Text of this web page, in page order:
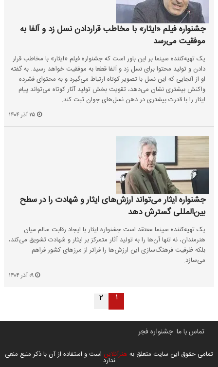
جشنواره فیلم «ایثار» با مخاطب قراردادن نسل زد و آلفا به
موفقیت می‌رسد
یک تهیه‌کننده سینما بر این باور است که جشنواره فیلم «ایثار» با مخاطب قرار
دادن و تولید محتوا برای نسل زد و آلفا قطعا به موفقیت خواهد رسید. به گفته
او از آنجایی که این نسل با تصویر کوتاه ارتباط می‌گیرد و به محتوای فشرده
واکنش بیشتری نشان می‌دهد، تقویت بخش تولید آثار کوتاه می‌تواند پیام
ایثار را با قدرت بیشتری در ذهن نسل‌های جوان ثبت کند.
جشنواره ایثار می‌تواند ارزش‌های ایثار و شهادت را در سطح
بین‌المللی گسترش دهد
یک تهیه‌کننده سینما معتقد است جشنواره ایثار با ایجاد رقابت سالم میان
هنرمندان، نه تنها آن‌ها را به تولید آثار متمرکز بر ایثار و شهادت تشویق می‌کند،
بلکه ظرفیت فرهنگ‌سازی این ارزش‌ها را فراتر از مرزهای کشور فراهم
می‌سازد.
۱ ۲
تماس با ما جشنواره فجر
تمامی حقوق این سایت متعلق به هنرآنلاین است و استفاده از آن با ذکر منبع منعی
ندارد